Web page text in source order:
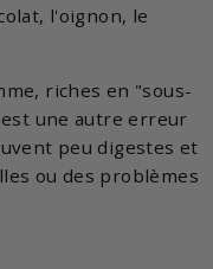
l'oignon, le
riches en "sous-
une autre erreur
peu digestes et
ou des problèmes